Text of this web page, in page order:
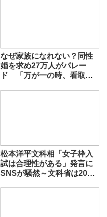
なぜ家族になれない？同性
婚を求め27万人がパレー
ド 「万が一の時、看取り
松本洋平文科相「女子枠入
試は合理性がある」発言に
SNSが騒然～文科省は2023